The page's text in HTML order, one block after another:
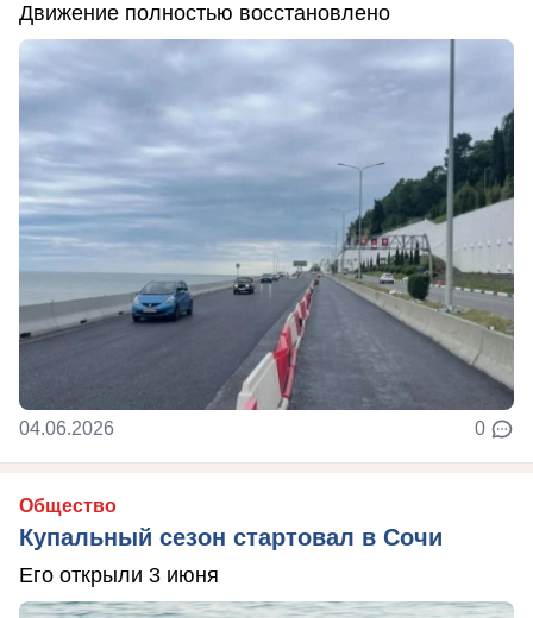
Движение полностью восстановлено
04.06.2026 0
Общество
Купальный сезон стартовал в Сочи
Его открыли 3 июня